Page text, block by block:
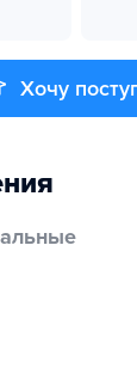
Хочу